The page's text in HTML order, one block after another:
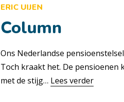
ERIC UIJEN
Column
Ons Nederlandse
Toch kraakt het. De
met de stijg… Lees verder